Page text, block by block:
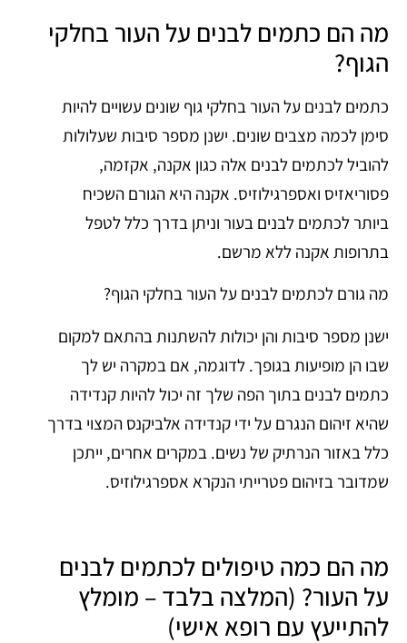
מה הם כתמים לבנים על העור בחלקי
הגוף?
כתמים לבנים על העור בחלקי גוף שונים עשויים להיות
סימן לכמה מצבים שונים. ישנן מספר סיבות שעלולות
להוביל לכתמים לבנים אלה כגון אקנה, אקזמה,
פסוריאזיס ואספרגילוזיס. אקנה היא הגורם השכיח
ביותר לכתמים לבנים בעור וניתן בדרך כלל לטפל
בתרופות אקנה ללא מרשם.
מה גורם לכתמים לבנים על העור בחלקי הגוף?
ישנן מספר סיבות והן יכולות להשתנות בהתאם למקום
שבו הן מופיעות בגופך. לדוגמה, אם במקרה יש לך
כתמים לבנים בתוך הפה שלך זה יכול להיות קנדידה
שהיא זיהום הנגרם על ידי קנדידה אלביקנס המצוי בדרך
כלל באזור הנרתיק של נשים. במקרים אחרים, ייתכן
שמדובר בזיהום פטרייתי הנקרא אספרגילוזיס.
מה הם כמה טיפולים לכתמים לבנים
על העור? (המלצה בלבד – מומלץ
להתייעץ עם רופא אישי)